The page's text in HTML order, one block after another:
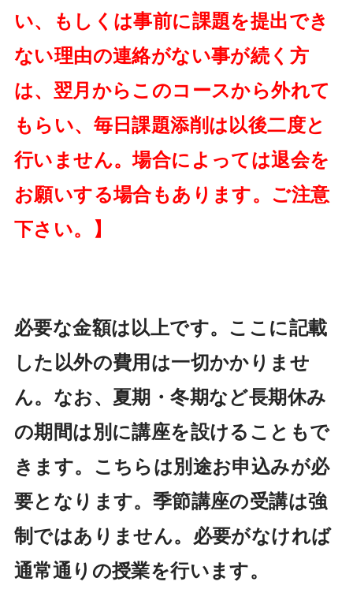
い、もしくは事前に課題を提出でき
ない理由の連絡がない事が続く方
は、翌月からこのコースから外れて
もらい、毎日課題添削は以後二度と
行いません。場合によっては退会を
お願いする場合もあります。ご注意
下さい。】
必要な金額は以上です。ここに記載
した以外の費用は一切かかりませ
ん。なお、夏期・冬期など長期休み
の期間は別に講座を設けることもで
きます。こちらは別途お申込みが必
要となります。季節講座の受講は強
制ではありません。必要がなければ
通常通りの授業を行います。